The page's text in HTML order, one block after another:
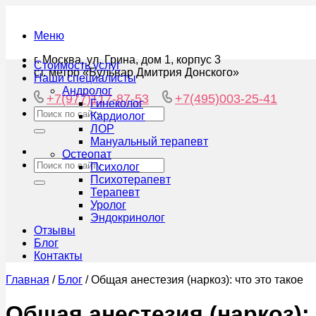
Меню
г. Москва, ул. Грина, дом 1, корпус 3
ст. метро «Бульвар Дмитрия Донского»
+7(977)117-87-53 +7(495)003-25-41
Стоимость услуг
Наши специалисты
Андролог
Гинеколог
Кардиолог
ЛОР
Мануальный терапевт
Остеопат
Психолог
Психотерапевт
Терапевт
Уролог
Эндокринолог
Отзывы
Блог
Контакты
Главная / Блог /Общая анестезия (наркоз): что это такое